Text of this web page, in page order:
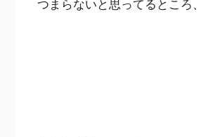
つまらないと思ってるところ、